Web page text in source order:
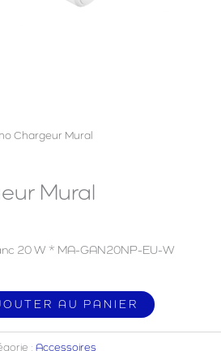
Chargeur Mural
Mural
20 W * MA-GAN20NP-EU-W
AU PANIER
: Accessoires